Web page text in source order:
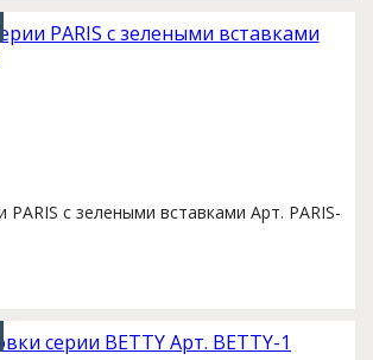
PARIS с зелеными вставками Арт. PARIS-